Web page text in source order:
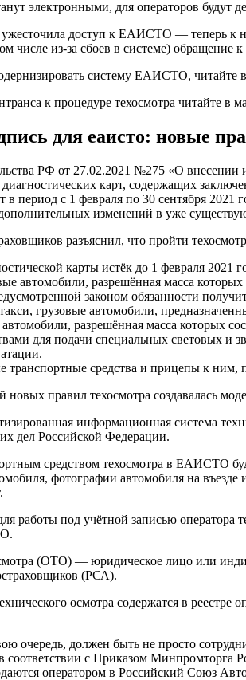
электронными, для операторов
ужесточила доступ к ЕАИСТО — теперь к
числе из-за сбоев в системе) обращение к
систему ЕАИСТО, читайте
к процедуре техосмотра читайте в
для еаисто: новые
РФ от 27.02.2021 №275 «О внесении
карт, содержащих
в период с 1 февраля по 30 сентября
изменений в уже
разъяснил, что пройти
карты истёк до 1 февраля 2021
автомобили, разрешённая масса
законом обязанности
грузовые автомобили,
разрешённая масса которых
для подачи специальных световых и
транспортные средства и прицепы к ним,
новых правил техосмотра создавалась
информационная система
дел Российской Федерации.
средством техосмотра в ЕАИСТО
фотографии автомобиля на
работы под учётной записью оператора
(ОТО) — юридическое лицо или
(РСА).
осмотра содержатся в
очередь, должен быть не просто
соответствии с Приказом
оператором в Российский Союз